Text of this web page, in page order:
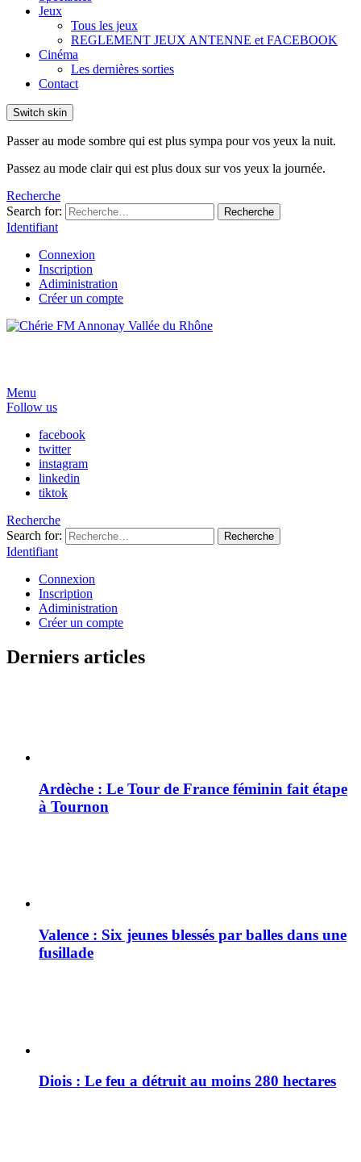
Jeux
Tous les jeux
REGLEMENT JEUX ANTENNE et FACEBOOK
Cinéma
Les dernières sorties
Contact
Switch skin
Passer au mode sombre qui est plus sympa pour vos yeux la nuit.
Passez au mode clair qui est plus doux sur vos yeux la journée.
Recherche
Search for:
Recherche
Identifiant
Connexion
Inscription
Adiministration
Créer un compte
Menu
Follow us
facebook
twitter
instagram
linkedin
tiktok
Recherche
Search for:
Recherche
Identifiant
Connexion
Inscription
Adiministration
Créer un compte
Derniers articles
Ardèche : Le Tour de France féminin fait étape
à Tournon
Valence : Six jeunes blessés par balles dans une
fusillade
Diois : Le feu a détruit au moins 280 hectares